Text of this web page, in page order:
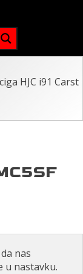
HJC i91 Carst
nas
u nastavku.